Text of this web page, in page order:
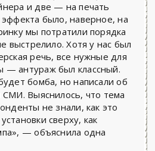
и две — на печать
было, наверное, на
мы потратили порядка
выстрелило. Хотя у нас был
речь, все нужные для
— антураж был классный.
бомба, но написали об
СМИ. Выяснилось, что тема
не знали, как это
сверху, как
— объяснила одна